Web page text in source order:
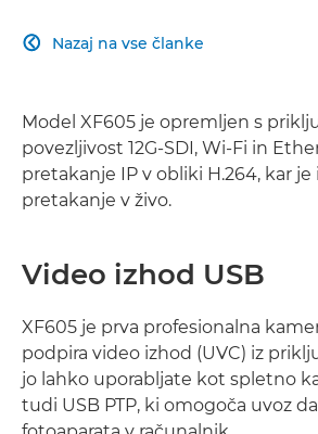
Nazaj na vse članke

Model XF605 je opremljen s
povezljivost 12G-SDI, Wi-Fi in
pretakanje IP v obliki H.264, kar je
pretakanje v živo.
Video izhod USB
XF605 je prva profesionalna
podpira video izhod (UVC) iz
jo lahko uporabljate kot spletno
tudi USB PTP, ki omogoča uvoz